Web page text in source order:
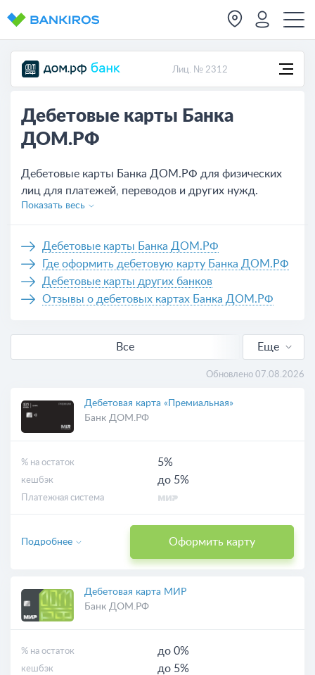
Лиц. № 2312
Дебетовые карты Банка
ДОМ.РФ
Дебетовые карты Банка ДОМ.РФ для физических
лиц для платежей, переводов и других нужд.
Актуальные условия обслуживания всех карт,
банковской карты Банка ДОМ.РФ не выходя из
дома, нужно только оставить заявку на сайте или
же обратиться в отделение банка.
Показать весь
Дебетовые карты Банка ДОМ.РФ
Где оформить дебетовую карту Банка ДОМ.РФ
Дебетовые карты других банков
Отзывы о дебетовых картах Банка ДОМ.РФ
Все
Выгодные
Еще
Обновлено 07.08.2026
Дебетовая карта «Премиальная»
Банк ДОМ.РФ
% на остаток 5%
кешбэк до 5%
Платежная система
Оформить карту
Подробнее
Дебетовая карта МИР
Банк ДОМ.РФ
% на остаток до 0%
кешбэк до 5%